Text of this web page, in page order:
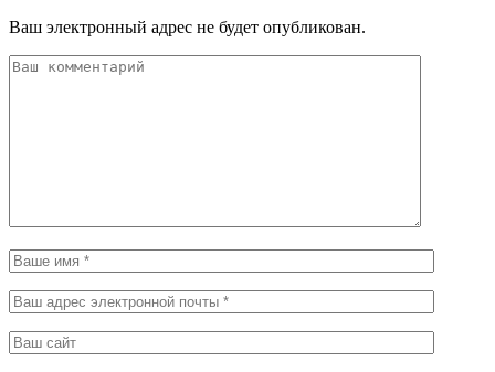
Ваш электронный адрес не будет опубликован.